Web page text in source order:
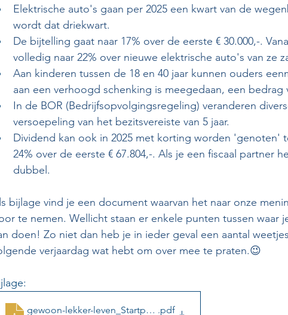
Elektrische auto's gaan per 2025 een kwart van de
wordt dat driekwart.
De bijtelling gaat naar 17% over de eerste € 30.000,-.
volledig naar 22% over nieuwe elektrische auto's van ze
Aan kinderen tussen de 18 en 40 jaar kunnen ouders
aan een verhoogd schenking is meegedaan, een bedrag
In de BOR (Bedrijfsopvolgingsregeling) veranderen
versoepeling van het bezitsvereiste van 5 jaar.
Dividend kan ook in 2025 met korting worden 'genoten'
24% over de eerste € 67.804,-. Als je een fiscaal partner
dubbel.
bijlage vind je een document waarvan het naar onze
te nemen. Wellicht staan er enkele punten tussen waar
doen! Zo niet dan heb je in ieder geval een aantal
verjaardag wat hebt om over mee te praten.😉
gewoon-lekker-leven_Startpunt-2025
.pdf